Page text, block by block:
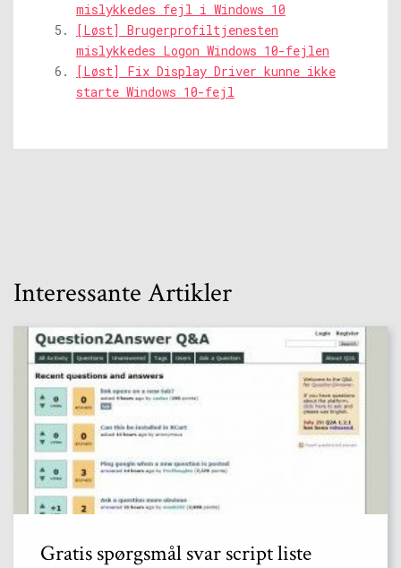
mislykkedes fejl i Windows 10
[Løst] Brugerprofiltjenesten
mislykkedes Logon Windows 10-fejlen
[Løst] Fix Display Driver kunne ikke
starte Windows 10-fejl
Interessante Artikler
Gratis spørgsmål svar script liste